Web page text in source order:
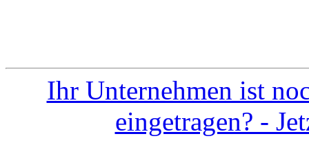
Ihr Unternehmen ist
eingetragen? -